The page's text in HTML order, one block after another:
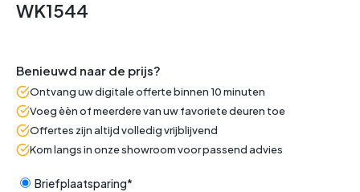
WK1544
Benieuwd naar de prijs?
Ontvang uw digitale offerte binnen 10 minuten
Voeg èèn of meerdere van uw favoriete deuren toe
Offertes zijn altijd volledig vrijblijvend
Kom langs in onze showroom voor passend advies
Briefplaatsparing*